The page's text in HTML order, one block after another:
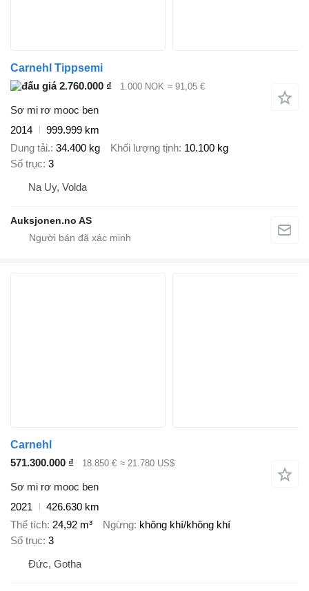
Carnehl Tippsemi
2.760.000 ₫
1.000 NOK ≈ 91,05 €
Sơ mi rơ mooc ben
2014
999.999 km
Dung tải. 34.400 kg Khối lượng tịnh 10.100 kg
Số trục 3
Na Uy, Volda
Auksjonen.no AS
Carnehl
571.300.000 ₫
18.850 € ≈ 21.780 US$
Sơ mi rơ mooc ben
2021
426.630 km
Thể tích 24,92 m³ Ngừng không khí/không khí
Số trục 3
Đức, Gotha